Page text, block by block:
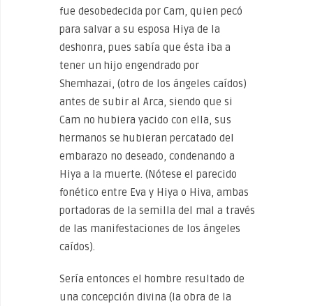
fue desobedecida por Cam, quien pecó
para salvar a su esposa Hiya de la
deshonra, pues sabía que ésta iba a
tener un hijo engendrado por
Shemhazai, (otro de los ángeles caídos)
antes de subir al Arca, siendo que si
Cam no hubiera yacido con ella, sus
hermanos se hubieran percatado del
embarazo no deseado, condenando a
Hiya a la muerte. (Nótese el parecido
fonético entre Eva y Hiya o Hiva, ambas
portadoras de la semilla del mal a través
de las manifestaciones de los ángeles
caídos).
Sería entonces el hombre resultado de
una concepción divina (la obra de la